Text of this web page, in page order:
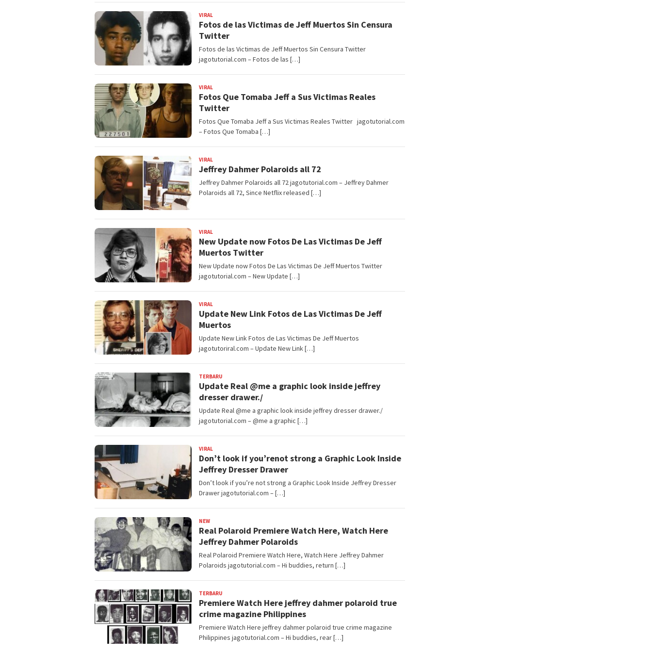
VIRAL
Fotos de las Victimas de Jeff Muertos Sin Censura
Twitter
Fotos de las Victimas de Jeff Muertos Sin Censura Twitter
jagotutorial.com – Fotos de las […]
VIRAL
Fotos Que Tomaba Jeff a Sus Victimas Reales
Twitter
Fotos Que Tomaba Jeff a Sus Victimas Reales Twitter jagotutorial.com
– Fotos Que Tomaba […]
VIRAL
Jeffrey Dahmer Polaroids all 72
Jeffrey Dahmer Polaroids all 72 jagotutorial.com – Jeffrey Dahmer
Polaroids all 72, Since Netflix released […]
VIRAL
New Update now Fotos De Las Victimas De Jeff
Muertos Twitter
New Update now Fotos De Las Victimas De Jeff Muertos Twitter
jagotutorial.com – New Update […]
VIRAL
Update New Link Fotos de Las Victimas De Jeff
Muertos
Update New Link Fotos de Las Victimas De Jeff Muertos
jagotutoriral.com – Update New Link […]
TERBARU
Update Real @me a graphic look inside jeffrey
dresser drawer./
Update Real @me a graphic look inside jeffrey dresser drawer./
jagotutorial.com – @me a graphic […]
VIRAL
Don’t look if you’renot strong a Graphic Look Inside
Jeffrey Dresser Drawer
Don’t look if you’re not strong a Graphic Look Inside Jeffrey Dresser
Drawer jagotutorial.com – […]
NEW
Real Polaroid Premiere Watch Here, Watch Here
Jeffrey Dahmer Polaroids
Real Polaroid Premiere Watch Here, Watch Here Jeffrey Dahmer
Polaroids jagotutorial.com – Hi buddies, return […]
TERBARU
Premiere Watch Here jeffrey dahmer polaroid true
crime magazine Philippines
Premiere Watch Here jeffrey dahmer polaroid true crime magazine
Philippines jagotutorial.com – Hi buddies, rear […]